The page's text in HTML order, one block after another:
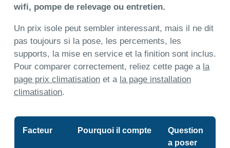
wifi, pompe de relevage ou entretien.
Un prix isole peut sembler interessant, mais il ne dit
pas toujours si la pose, les percements, les
supports, la mise en service et la finition sont inclus.
Pour comparer correctement, reliez cette page a la
page prix climatisationet a la page installation
climatisation.
Facteur Pourquoi il compte
Question
a poser